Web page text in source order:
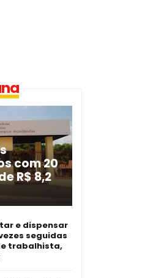
com 20
R$ 8,2
e dispensar
seguidas
trabalhista,